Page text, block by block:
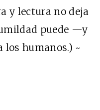
y lectura no deja
puede —y
los humanos.) ~